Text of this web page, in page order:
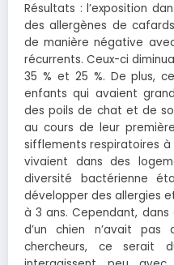
Résultats : l’exposition
des allergènes de
de manière négative
récurrents. Ceux-ci
35 % et 25 %. De plus,
enfants qui avaient
des poils de chat et de
au cours de leur
sifflements respiratoires à
vivaient dans des
diversité bactérienne
développer des allergies
à 3 ans. Cependant,
d’un chien n’avait pas
chercheurs, ce serait